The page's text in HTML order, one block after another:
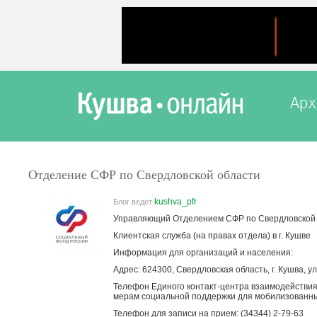
Отделение СФР по Свердловской области
Блог ведет kushva_pfr
Управляющий Отделением СФР по
Клиентская служба (на правах отдела) в г. Кушве
Информация для организаций и населения:
Адрес: 624300, Свердловская область, г. Кушва,
Телефон Единого контакт-центра
мерам социальной поддержки для
Телефон для записи на прием: (34344) 2-79-63